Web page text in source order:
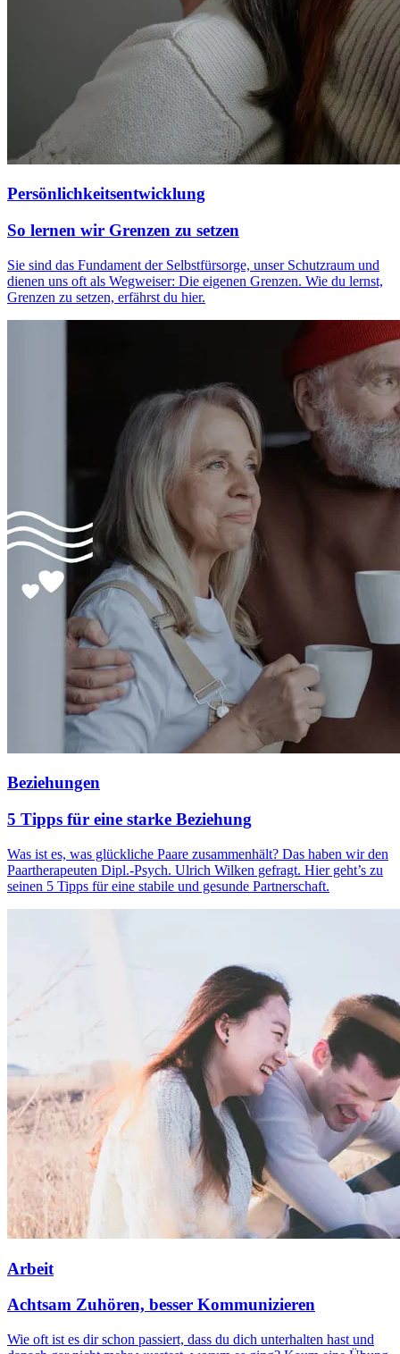
Persönlichkeitsentwicklung
So lernen wir Grenzen zu setzen
Sie sind das Fundament der Selbstfürsorge, unser Schutzraum und
dienen uns oft als Wegweiser: Die eigenen Grenzen. Wie du lernst,
Grenzen zu setzen, erfährst du hier.
Beziehungen
5 Tipps für eine starke Beziehung
Was ist es, was glückliche Paare zusammenhält? Das haben wir den
Paartherapeuten Dipl.-Psych. Ulrich Wilken gefragt. Hier geht’s zu
seinen 5 Tipps für eine stabile und gesunde Partnerschaft.
Arbeit
Achtsam Zuhören, besser Kommunizieren
Wie oft ist es dir schon passiert, dass du dich unterhalten hast und